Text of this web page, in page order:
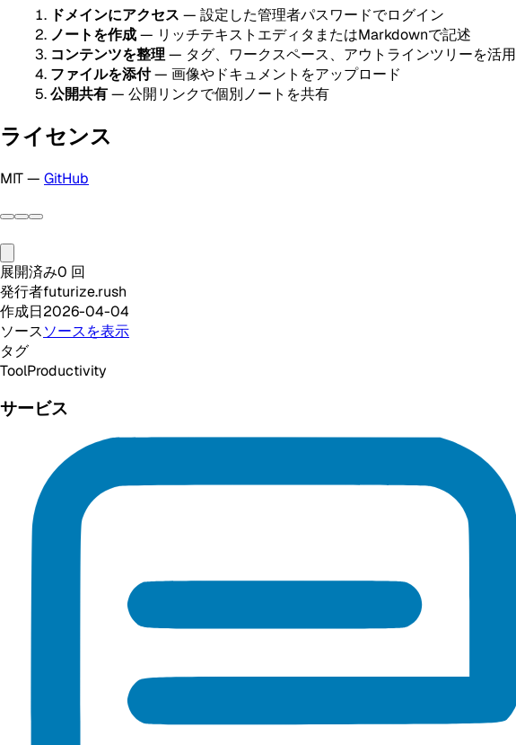
ドメインにアクセス — 設定した管理者パスワードでログイン
ノートを作成— リッチテキストエディタまたはMarkdownで記述
コンテンツを整理 — タグ、ワークスペース、アウトラインツリーを活用
ファイルを添付— 画像やドキュメントをアップロード
公開共有— 公開リンクで個別ノートを共有
ライセンス
MIT — GitHub
展開済み0 回
発行者futurize.rush
作成日2026-04-04
ソースソースを表示
タグ
ToolProductivity
サービス